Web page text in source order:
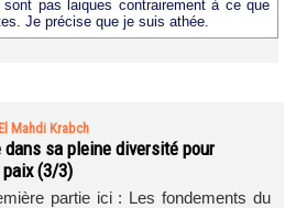
pas laiques contrairement à ce que
Je précise que je suis athée.
Mahdi Krabch
dans sa pleine diversité pour
(3/3)
partie ici : Les fondements du